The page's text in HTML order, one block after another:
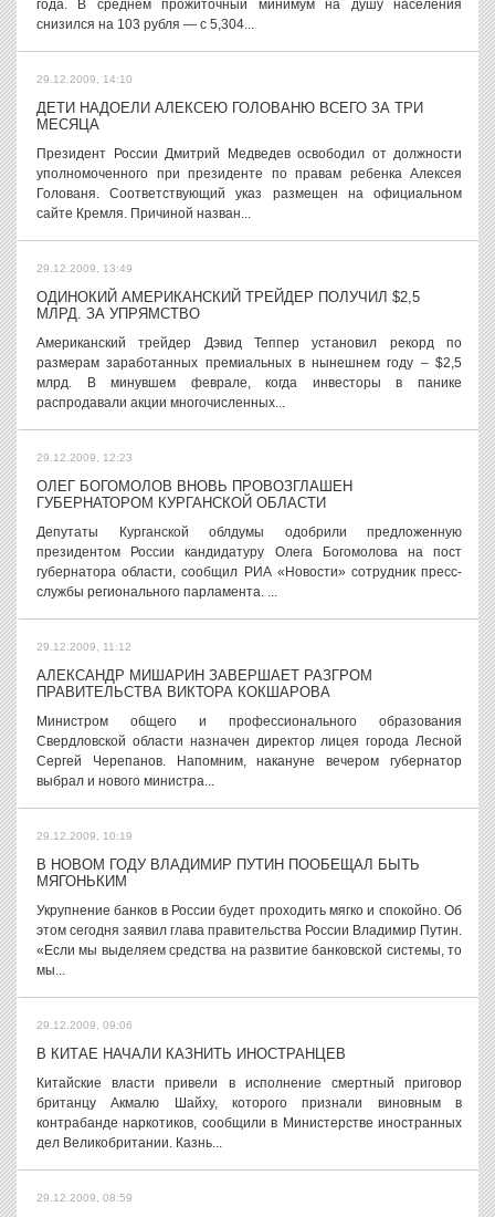
года. В среднем прожиточный минимум на душу населения
снизился на 103 рубля — с 5,304...
29.12.2009, 14:10
ДЕТИ НАДОЕЛИ АЛЕКСЕЮ ГОЛОВАНЮ ВСЕГО ЗА ТРИ
МЕСЯЦА
Президент России Дмитрий Медведев освободил от должности
уполномоченного при президенте по правам ребенка Алексея
Голованя. Соответствующий указ размещен на официальном
сайте Кремля. Причиной назван...
29.12.2009, 13:49
ОДИНОКИЙ АМЕРИКАНСКИЙ ТРЕЙДЕР ПОЛУЧИЛ $2,5
МЛРД. ЗА УПРЯМСТВО
Американский трейдер Дэвид Теппер установил рекорд по
размерам заработанных премиальных в нынешнем году – $2,5
млрд. В минувшем феврале, когда инвесторы в панике
распродавали акции многочисленных...
29.12.2009, 12:23
ОЛЕГ БОГОМОЛОВ ВНОВЬ ПРОВОЗГЛАШЕН
ГУБЕРНАТОРОМ КУРГАНСКОЙ ОБЛАСТИ
Депутаты Курганской облдумы одобрили предложенную
президентом России кандидатуру Олега Богомолова на пост
губернатора области, сообщил РИА «Новости» сотрудник пресс-
службы регионального парламента. ...
29.12.2009, 11:12
АЛЕКСАНДР МИШАРИН ЗАВЕРШАЕТ РАЗГРОМ
ПРАВИТЕЛЬСТВА ВИКТОРА КОКШАРОВА
Министром общего и профессионального образования
Свердловской области назначен директор лицея города Лесной
Сергей Черепанов. Напомним, накануне вечером губернатор
выбрал и нового министра...
29.12.2009, 10:19
В НОВОМ ГОДУ ВЛАДИМИР ПУТИН ПООБЕЩАЛ БЫТЬ
МЯГОНЬКИМ
Укрупнение банков в России будет проходить мягко и спокойно. Об
этом сегодня заявил глава правительства России Владимир Путин.
«Если мы выделяем средства на развитие банковской системы, то
мы...
29.12.2009, 09:06
В КИТАЕ НАЧАЛИ КАЗНИТЬ ИНОСТРАНЦЕВ
Китайские власти привели в исполнение смертный приговор
британцу Акмалю Шайху, которого признали виновным в
контрабанде наркотиков, сообщили в Министерстве иностранных
дел Великобритании. Казнь...
29.12.2009, 08:59